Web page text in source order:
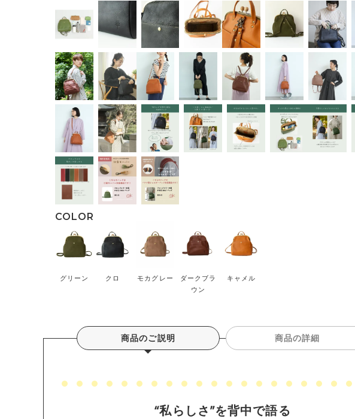
グリーン クロ モカグレー
ダークブラ
ウン
キャメル
商品のご説明 商品の詳細
“私らしさ”を背中で語る